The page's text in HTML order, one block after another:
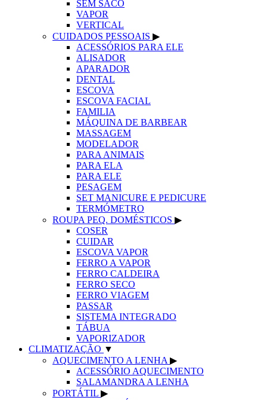
SEM SACO
VAPOR
VERTICAL
CUIDADOS PESSOAIS ▶
ACESSÓRIOS PARA ELE
ALISADOR
APARADOR
DENTAL
ESCOVA
ESCOVA FACIAL
FAMILIA
MÁQUINA DE BARBEAR
MASSAGEM
MODELADOR
PARA ANIMAIS
PARA ELA
PARA ELE
PESAGEM
SET MANICURE E PEDICURE
TERMÓMETRO
ROUPA PEQ. DOMÉSTICOS ▶
COSER
CUIDAR
ESCOVA VAPOR
FERRO A VAPOR
FERRO CALDEIRA
FERRO SECO
FERRO VIAGEM
PASSAR
SISTEMA INTEGRADO
TÁBUA
VAPORIZADOR
CLIMATIZAÇÃO ▼
AQUECIMENTO A LENHA ▶
ACESSÓRIO AQUECIMENTO
SALAMANDRA A LENHA
PORTÁTIL ▶